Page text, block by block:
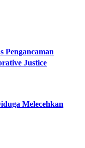
Pengancaman
Justice
Melecehkan